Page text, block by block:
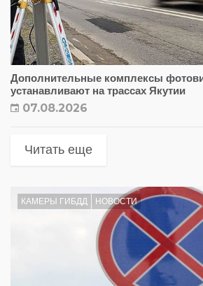
Дополнительные комплексы
устанавливают на трассах Якутии
07.08.2026
Читать еще
КАМЕРЫ ГИБДД НОВОСТИ